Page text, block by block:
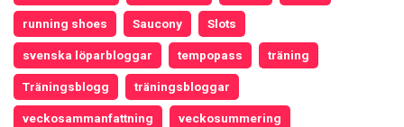
running shoes Saucony Slots
svenska löparbloggar tempopass träning
Träningsblogg träningsbloggar
veckosammanfattning veckosummering